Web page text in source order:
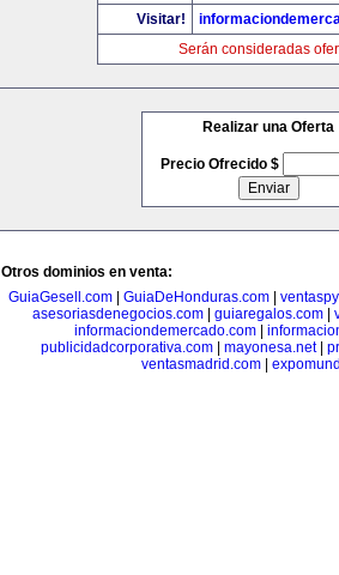
Visitar!
Serán consideradas
Realizar una Oferta
Precio Ofrecido $
Otros dominios en venta:
GuiaGesell.com| GuiaDeHonduras.com|
asesoriasdenegocios.com
guiaregalos.com
informaciondemercado.com|
publicidadcorporativa.com
mayonesa.net|
ventasmadrid.com